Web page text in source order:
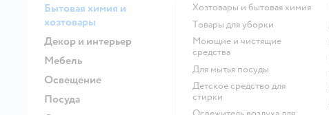
Бытовая химия и
хозтовары
Декор и интерьер
Мебель
Освещение
Посуда
Хозтовары и бытовая химия
Товары для уборки
моющие и чистящие
средства
для мытья посуды
детское средство для
стирки